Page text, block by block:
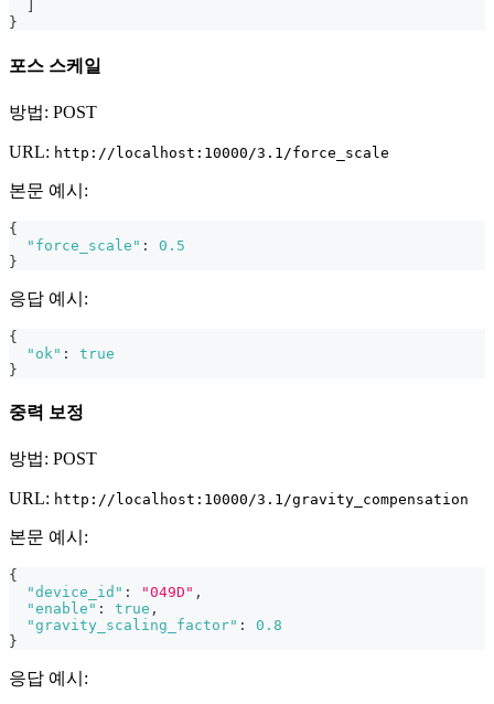
}
포스 스케일
방법: POST
URL: http://localhost:10000/3.1/force_scale
본문 예시:
{
"force_scale" :
0.5
}
응답 예시:
{
"ok" :
true
}
중력 보정
방법: POST
URL: http://localhost:10000/3.1/gravity_compensation
본문 예시:
{
"device_id" : "049D" ,
"enable" : true ,
"gravity_scaling_factor" :
0.8
}
응답 예시: